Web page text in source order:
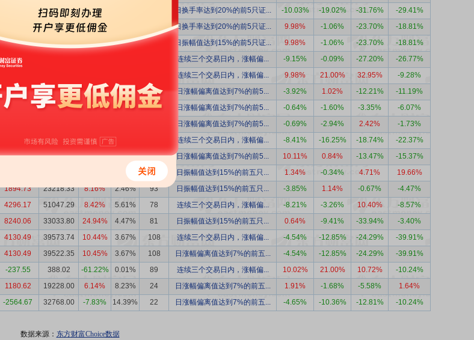
502054.96 -0.47% 日换手率达到20%的前5只证... -10.03% -19.02% -31.76%
-29.41%
535007.65 -0.88% 日换手率达到20%的前5只证... 9.98% -1.06% -23.70%
-18.81%
-4717.98 535007.65 -0.88% 43.84% 116 日振幅值达到15%的前5只证... 9.98% -1.06% -23.70%
-18.81%
-1782.08 连续三个交易日内，涨幅偏... -9.15% -0.09% -27.20%
-26.77%
连续三个交易日内，涨幅偏... 9.98% 21.00% 32.95%
-9.28%
-3084.28 251161.18 -1.23% 33.58% 77 日涨幅偏离值达到7%的前5... -3.92% 1.02% -12.21%
-11.19%
1231.09 83265.32 1.48% 12.11% 70 日涨幅偏离值达到7%的前5... -0.64% -1.60% -3.35%
-6.07%
日涨幅偏离值达到7%的前5... -0.69% -2.94% 2.42%
-1.73%
-10993.05 109547.37 -10.03% 3.03% 连续三个交易日内，涨幅偏... -8.41% -16.25% -18.74%
-22.37%
-10829.15 80018.03 -13.53% 16.72% 48 日涨幅偏离值达到7%的前5... 10.11% 0.84% -13.47%
-15.37%
1.21% 47 日振幅值达到15%的前五只... 1.34% -0.34% 4.71%
19.66%
1894.73 23218.33 8.16% 2.46% 93 日振幅值达到15%的前五只... -3.85% 1.14% -0.67%
-4.47%
4296.17 51047.29 8.42% 5.61% 78 连续三个交易日内，涨幅偏... -8.21% -3.26% 10.40%
-8.57%
8240.06 33033.80 24.94% 4.47% 81 日振幅值达到15%的前五只... 0.64% -9.41% -33.94%
-3.40%
4130.49 39573.74 10.44% 3.67% 108 连续三个交易日内，涨幅偏... -4.54% -12.85% -24.29%
-39.91%
4130.49 39522.35 10.45% 3.67% 108 日涨幅偏离值达到7%的前五... -4.54% -12.85% -24.29%
-39.91%
-237.55 388.02 -61.22% 0.01% 89 连续三个交易日内，涨幅偏... 10.02% 21.00% 10.72%
-10.24%
1180.62 19228.00 6.14% 8.23% 24 日涨幅偏离值达到7%的前五... 1.91% -1.68% -5.58%
1.64%
-2564.67 32768.00 -7.83% 14.39% 22 日涨幅偏离值达到7%的前五... -4.65% -10.36% -12.81% -10.24%
数据来源： 东方财富Choice数据